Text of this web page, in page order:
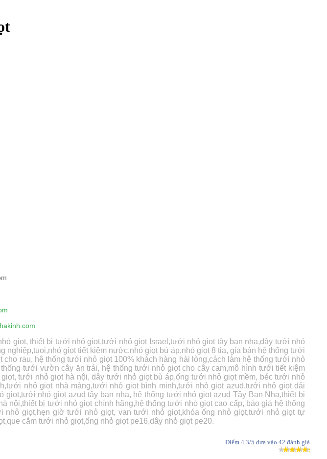
giọt, thiết bị tưới nhỏ giọt,tưới nhỏ giọt Israel,tưới nhỏ giọt tây ban nha,dây tưới nhỏ
giọt tiết kiệm nước,nhỏ giọt bù áp,nhỏ giọt 8 tia, gia bán hệ thống tưới
rau, hệ thống tưới nhỏ giọt 100% khách hàng hài lòng,cách làm hệ thống tưới nhỏ
tưới vườn cây ăn trái, hệ thống tưới nhỏ giọt cho cây cam,mô hình tưới tiết kiệm
tưới nhỏ giọt hà nội, dây tưới nhỏ giọt bù áp,ống tưới nhỏ giọt mềm, béc tưới nhỏ
nhỏ giọt nhà màng,tưới nhỏ giọt bình minh,tưới nhỏ giọt azud,tưới nhỏ giọt dải
nhỏ giọt azud tây ban nha, hệ thống tưới nhỏ giọt azud Tây Ban Nha,thiết bị
nội,thiết bị tưới nhỏ giọt chính hãng,hệ thống tưới nhỏ giọt cao cấp, báo giá hệ thống
giọt,hẹn giờ tưới nhỏ giọt, van tưới nhỏ giọt,khóa ống nhỏ giọt,tưới nhỏ giọt tự
cắm tưới nhỏ giọt,ống nhỏ giọt pe16,dây nhỏ giọt pe20.
Điểm 4.3/5 dựa vào 42 đánh giá